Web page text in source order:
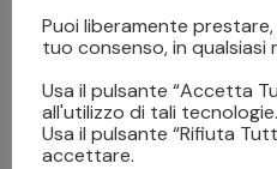
economico, energetico ed
La robotica industriale da
sostituire l’uomo nelle
sulla catena di montaggio,
collaborativa nei processi
Puoi liberamente
tuo consenso, in qualsiasi
Usa il pulsante “Accetta
all'utilizzo di tali tecnologie.
Usa il pulsante “Rifiuta
accettare.